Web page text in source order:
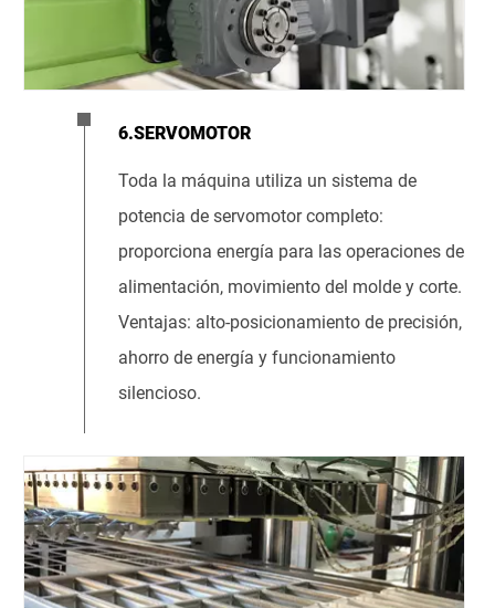
6.SERVOMOTOR
Toda la máquina utiliza un sistema de
potencia de servomotor completo:
proporciona energía para las operaciones de
alimentación, movimiento del molde y corte.
Ventajas: alto-posicionamiento de precisión,
ahorro de energía y funcionamiento
silencioso.